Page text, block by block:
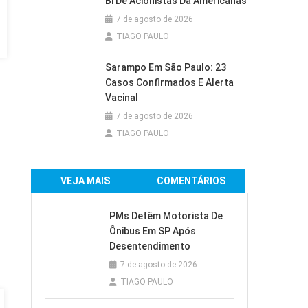
7 de agosto de 2026
TIAGO PAULO
Sarampo Em São Paulo: 23
Casos Confirmados E Alerta
Vacinal
7 de agosto de 2026
TIAGO PAULO
VEJA MAIS COMENTÁRIOS
PMs Detêm Motorista De
Ônibus Em SP Após
Desentendimento
7 de agosto de 2026
TIAGO PAULO